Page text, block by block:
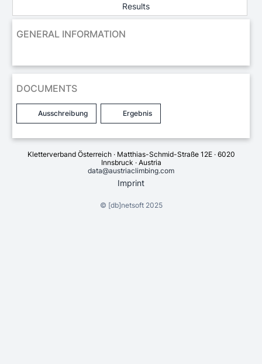
Results
GENERAL INFORMATION
DOCUMENTS
Ausschreibung Ergebnis
Kletterverband Österreich · Matthias-Schmid-Straße 12E · 6020
Innsbruck · Austria
data@austriaclimbing.com
Imprint
© [db]netsoft2025